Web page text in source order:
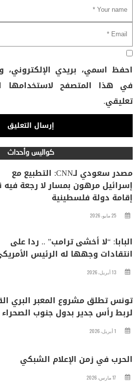
احفظ اسمي، بريدي الإلكتروني،
في هذا المتصفح لاستخدامها
تعليقي.
كواليس وأحداث
مصدر سعودي لـCNN: التطبيع مع
إسرائيل مرهون بمسار لا رجعة فيه
إقامة دولة فلسطينية
25 مايو، 2026
البابا: “لا أخشى ترامب” .. ردا على
انتقادات وجهها له الرئيس
13 أبريل، 2026
تونس تطلق مشروع المعبر البري
لربط رأس جدير بدول جنوب الصحراء
1 أبريل، 2026
الحرب في زمن الإعلام الشبكي
17 مارس، 2026